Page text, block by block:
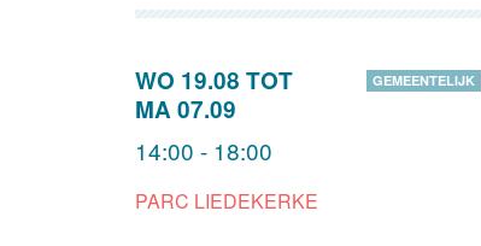
WO 19.08 TOT
MA 07.09
14:00 - 18:00
PARC LIEDEKERKE
GEMEENTELIJK